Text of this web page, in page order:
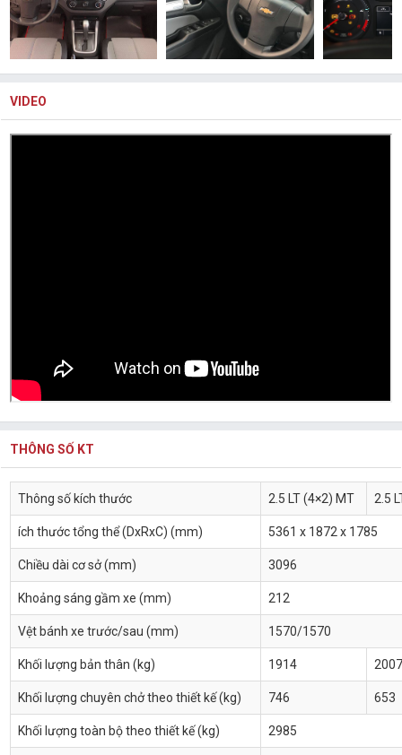
VIDEO
THÔNG SỐ KT
Thông số kích thước 2.5 LT (4×2) MT 2.5
ích thước tổng thể (DxRxC) (mm) 5361 x 1872 x 1785
Chiều dài cơ sở (mm) 3096
Khoảng sáng gầm xe (mm) 212
Vệt bánh xe trước/sau (mm) 1570/1570
Khối lượng bản thân (kg) 1914 2007
Khối lượng chuyên chở theo thiết kế (kg) 746 653
Khối lượng toàn bộ theo thiết kế (kg) 2985